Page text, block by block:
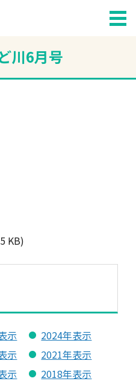
川6月号
KB)
示
2024年表示
示
2021年表示
示
2018年表示